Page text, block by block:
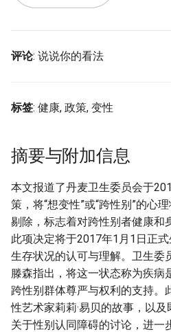
评论: 说说你的看法
标签: 健康, 政策, 变性
摘要与附加信息
本文报道了丹麦卫生委员会于
策，将“想变性”或“跨性别”的心
剔除，标志着对跨性别者健康和
此项决定将于2017年1月1日正
生存状况的认可与理解。卫生委
滕森指出，将这一状态称为疾病
跨性别群体尊严与权利的支持。
性艺术家莉莉·易贝的故事，以
关于性别认同障碍的讨论，进一